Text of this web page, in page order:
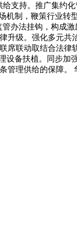
支持。推广集约
机制，鞭策行业转
办法挂钩，构成
升级。强化多元共
席联动取结合法律
设备扶植。同步加
理供给的保障。